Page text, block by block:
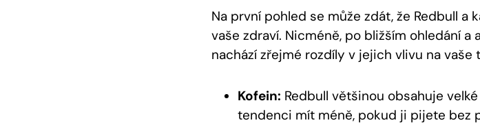
Na první pohled se může zdát, že Redbull
vaše zdraví. Nicméně, po bližším ohledání
nachází zřejmé rozdíly v jejich vlivu na vaše
Kofein: Redbull většinou obsahuje
tendenci mít méně, pokud ji pijete bez